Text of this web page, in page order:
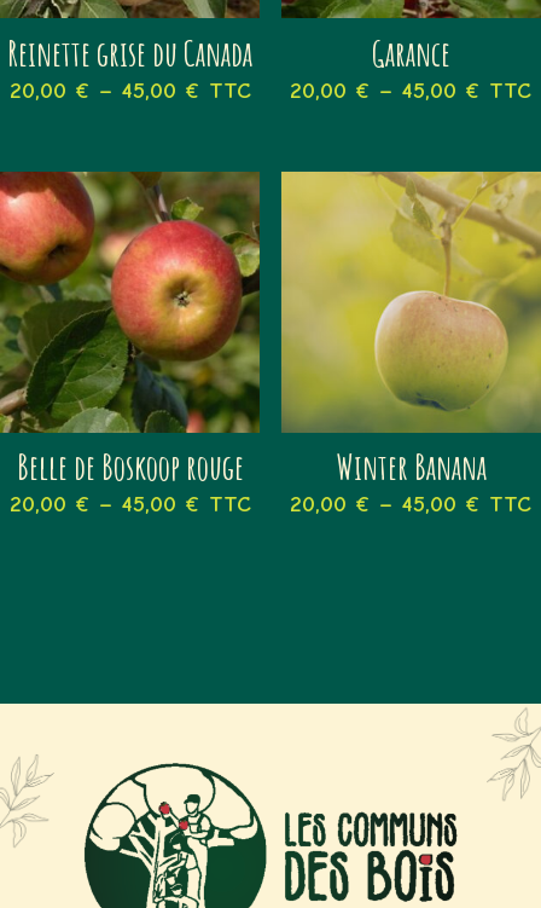
Reinette grise du Canada
20,00 € – 45,00 € TTC
Garance
20,00 € –45,00 € TTC
Belle de Boskoop rouge
20,00 € – 45,00 € TTC
Winter Banana
20,00 € –45,00 € TTC